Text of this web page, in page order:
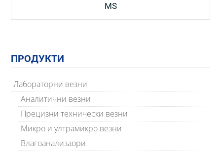
MS
ПРОДУКТИ
Лабораторни везни
Аналитични везни
Прецизни технически везни
Микро и ултрамикро везни
Влагоанализаори